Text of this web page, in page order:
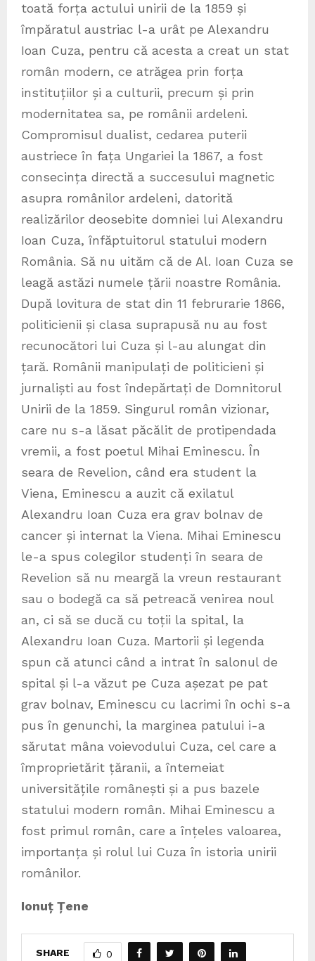
toată forța actului unirii de la 1859 și
împăratul austriac l-a urât pe Alexandru
Ioan Cuza, pentru că acesta a creat un stat
român modern, ce atrăgea prin forța
instituțiilor și a culturii, precum și prin
modernitatea sa, pe românii ardeleni.
Compromisul dualist, cedarea puterii
austriece în fața Ungariei la 1867, a fost
consecința directă a succesului magnetic
asupra românilor ardeleni, datorită
realizărilor deosebite domniei lui Alexandru
Ioan Cuza, înfăptuitorul statului modern
România. Să nu uităm că de Al. Ioan Cuza se
leagă astăzi numele țării noastre România.
După lovitura de stat din 11 februrarie 1866,
politicienii și clasa suprapusă nu au fost
recunocători lui Cuza și l-au alungat din
țară. Românii manipulați de politicieni și
jurnaliști au fost îndepărtați de Domnitorul
Unirii de la 1859. Singurul român vizionar,
care nu s-a lăsat păcălit de protipendada
vremii, a fost poetul Mihai Eminescu. În
seara de Revelion, când era student la
Viena, Eminescu a auzit că exilatul
Alexandru Ioan Cuza era grav bolnav de
cancer și internat la Viena. Mihai Eminescu
le-a spus colegilor studenți în seara de
Revelion să nu meargă la vreun restaurant
sau o bodegă ca să petreacă venirea noul
an, ci să se ducă cu toții la spital, la
Alexandru Ioan Cuza. Martorii și legenda
spun că atunci când a intrat în salonul de
spital și l-a văzut pe Cuza așezat pe pat
grav bolnav, Eminescu cu lacrimi în ochi s-a
pus în genunchi, la marginea patului i-a
sărutat mâna voievodului Cuza, cel care a
împroprietărit țăranii, a întemeiat
universitățile românești și a pus bazele
statului modern român. Mihai Eminescu a
fost primul român, care a înțeles valoarea,
importanța și rolul lui Cuza în istoria unirii
românilor.
Ionuț Țene
SHARE 0